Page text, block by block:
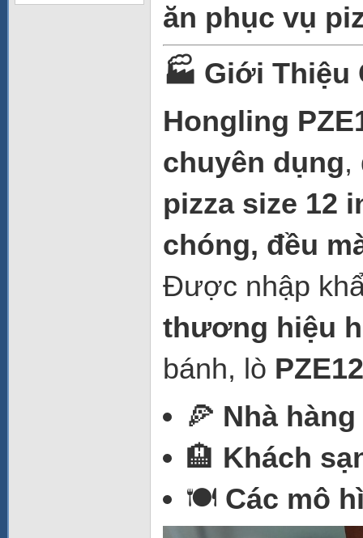
ăn phục vụ
🏭 Giới Thiệu
Hongling
chuyên dụng,
pizza size 12
chóng, đều
Được nhập
thương hiệu
bánh, lò PZE12
🍕 Nhà
🏨 Khách
🍽️ Các mô